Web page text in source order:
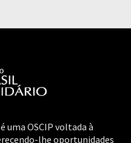
uma OSCIP voltada à
lhe oportunidades